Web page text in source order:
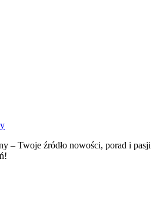
– Twoje źródło nowości, porad i pasji